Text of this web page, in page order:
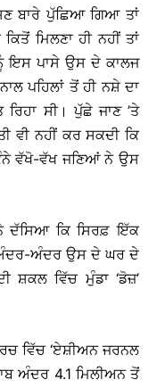
ਬਾਰੇ ਪੁੱਛਿਆ ਗਿਆ ਤਾਂ
ਮਿਲਣਾ ਹੀ ਨਹੀਂ ਤਾਂ
ਨੂੰ ਇਸ ਪਾਸੇ ਉਸ ਦੇ ਕਾਲਜ
ਪਹਿਲਾਂ ਤੋਂ ਹੀ ਨਸ਼ੇ ਦਾ
ਸੀ। ਪੁੱਛੇ ਜਾਣ ’ਤੇ
ਵੀ ਨਹੀਂ ਕਰ ਸਕਦੀ ਕਿ
ਵੱਖੋ-ਵੱਖ ਜਣਿਆਂ ਨੇ ਉਸ
ਦੱਸਿਆ ਕਿ ਸਿਰਫ਼ ਇੱਕ
ਅੰਦਰ-ਅੰਦਰ ਉਸ ਦੇ ਘਰ ਦੇ
ਸ਼ਕਲ ਵਿੱਚ ਮੁੰਡਾ ‘ਡੋਜ਼’
ਵਿੱਚ ‘ਏਸ਼ੀਅਨ ਜਰਨਲ
ਅੰਦਰ 4.1 ਮਿਲੀਅਨ ਤੋਂ